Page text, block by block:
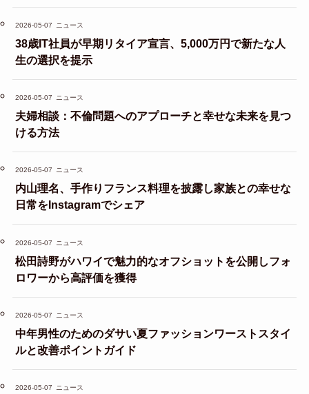
2026-05-07 ニュース
38歳IT社員が早期リタイア宣言、5,000万円で新たな人
生の選択を提示
2026-05-07 ニュース
夫婦相談：不倫問題へのアプローチと幸せな未来を見つ
ける方法
2026-05-07 ニュース
内山理名、手作りフランス料理を披露し家族との幸せな
日常をInstagramでシェア
2026-05-07 ニュース
松田詩野がハワイで魅力的なオフショットを公開しフォ
ロワーから高評価を獲得
2026-05-07 ニュース
中年男性のためのダサい夏ファッションワーストスタイ
ルと改善ポイントガイド
2026-05-07 ニュース